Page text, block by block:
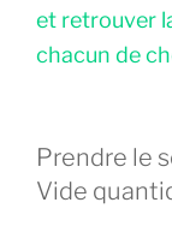
et retrouver
chacun de
Prendre le
Vide